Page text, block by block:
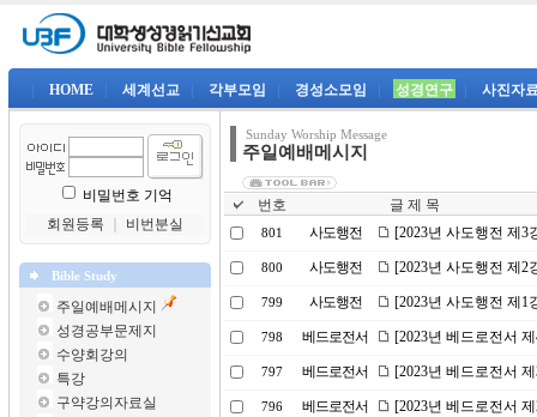
HOME 세계선교 각부모임 경성소모임 성경연구 사진자
비밀번호 기억
회원등록
비번분실
Bible Study
주일예배메시지
성경공부문제지
수양회강의
특강
구약강의자료실
Sunday Worship Message
주일예배메시지
번호 글 제 목
801 사도행전 [2023년 사도행전 제
800 사도행전 [2023년 사도행전 제2
799 사도행전 [2023년 사도행전 제
798 베드로전서 [2023년 베드로전서
797 베드로전서 [2023년 베드로전서
796 베드로전서 [2023년 베드로전서